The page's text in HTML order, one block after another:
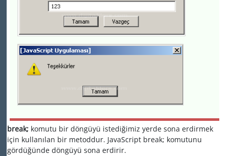
break; komutu bir döngüyü istediğimiz yerde sona erdirmek
için kullanılan bir metoddur. JavaScript break; komutunu
gördüğünde döngüyü sona erdirir.